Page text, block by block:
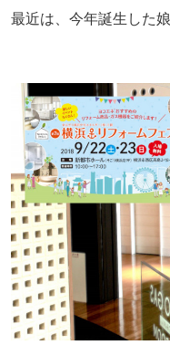
店
最近は、今年誕生した